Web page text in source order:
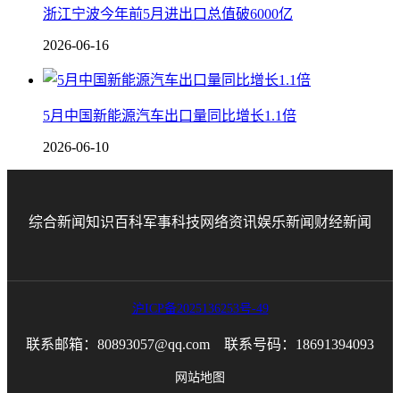
浙江宁波今年前5月进出口总值破6000亿
2026-06-16
5月中国新能源汽车出口量同比增长1.1倍
2026-06-10
综合新闻知识百科军事科技 网络资讯娱乐新闻 财经新闻
沪ICP备2025136253号-49
联系邮箱：80893057@qq.com 联系号码：18691394093
网站地图